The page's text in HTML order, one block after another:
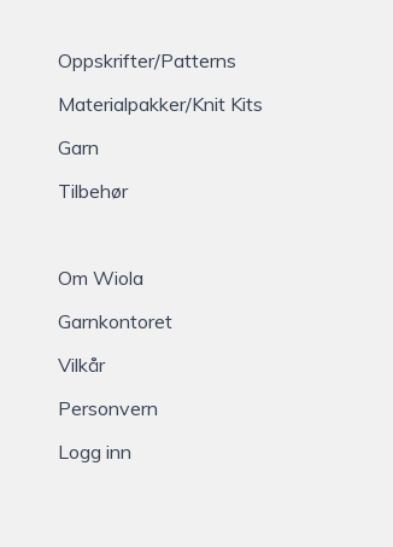
Oppskrifter/Patterns
Materialpakker/Knit Kits
Garn
Tilbehør
Om Wiola
Garnkontoret
Vilkår
Personvern
Logg inn